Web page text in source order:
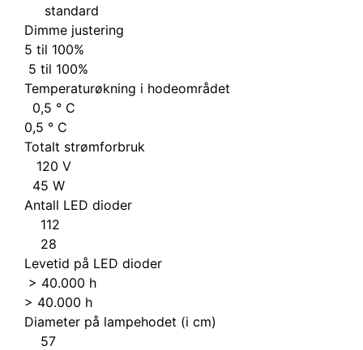
standard
Dimme justering
5 til 100%
5 til 100%
Temperaturøkning i hodeområdet
0,5 ° C
0,5 ° C
Totalt strømforbruk
120 V
45 W
Antall LED dioder
112
28
Levetid på LED dioder
> 40.000 h
> 40.000 h
Diameter på lampehodet (i cm)
57